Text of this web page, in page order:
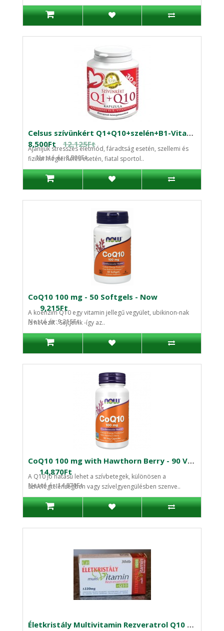
Celsus szívünkért Q1+Q10+szelén+B1-Vitamin kapszula 30db
Ajánljuk stresszes életmód, fáradtság esetén, szellemi és
fizikai megterhelés esetén, fiatal sportol..
8,500Ft 12,125Ft
Nettó ár:8,500Ft
CoQ10 100 mg - 50 Softgels - Now
A koenzim Q10 egy vitamin jellegű vegyület, ubikinon-nak
is nevezik . Sejtjeink -így az..
9,215Ft
Nettó ár:9,215Ft
CoQ10 100 mg with Hawthorn Berry - 90 Veg Capsules
A Q10 jó hatású lehet a szívbetegek, különösen a
szívelégtelenségben vagy szívelgyengülésben szenve..
14,870Ft
Nettó ár:14,870Ft
Életkristály Multivitamin Rezveratrol Q10 tabletta